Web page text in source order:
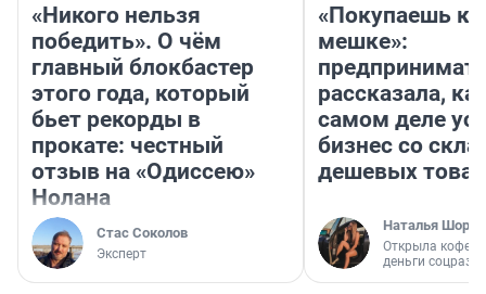
«Никого нельзя
победить». О чём
главный блокбастер
этого года, который
бьет рекорды в
прокате: честный
отзыв на «Одиссею»
Нолана
Стас Соколов
Эксперт
«Покупаешь
мешке»:
рассказала,
самом деле
бизнес со
дешевых
Наталья
Открыла
деньги